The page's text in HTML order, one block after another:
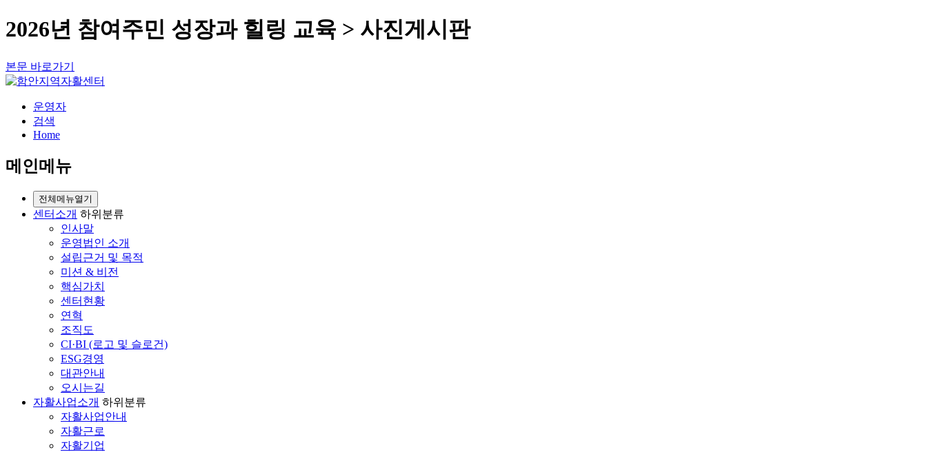
2026년 참여주민 성장과 힐링 교육 > 사진게시판
본문 바로가기
운영자
검색
Home
메인메뉴
전체메뉴열기
센터소개 하위분류
인사말
운영법인 소개
설립근거 및 목적
미션 & 비전
핵심가치
센터현황
연혁
조직도
CI·BI (로고 및 슬로건)
ESG경영
대관안내
오시는길
자활사업소개 하위분류
자활사업안내
자활근로
자활기업